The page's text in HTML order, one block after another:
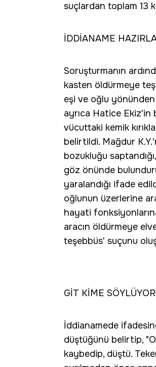
suçlardan toplam 13
İDDİANAME
Soruşturmanın
kasten öldürmeye
eşi ve oğlu yönünden
ayrıca Hatice Ekiz'in
vücuttaki kemik
belirtildi. Mağdur
bozukluğu
göz önünde
yaralandığı ifade
oğlunun üzerlerine
hayati
aracın öldürmeye
teşebbüs' suçunu
GİT KİME
İddianamede
düştüğünü belirtip,
kaybedip, düştü.